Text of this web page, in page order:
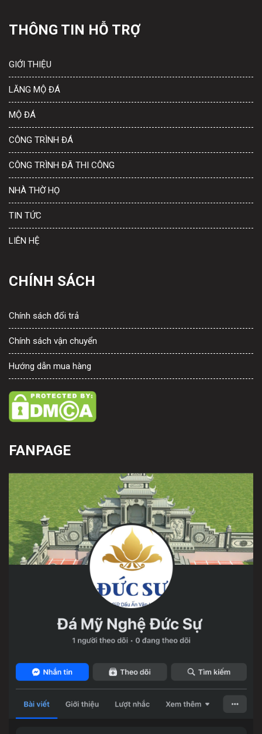
THÔNG TIN HỖ TRỢ
GIỚI THIỆU
LĂNG MỘ ĐÁ
MỘ ĐÁ
CÔNG TRÌNH ĐÁ
CÔNG TRÌNH ĐÃ THI CÔNG
NHÀ THỜ HỌ
TIN TỨC
LIÊN HỆ
CHÍNH SÁCH
Chính sách đổi trả
Chính sách vận chuyển
Hướng dẫn mua hàng
FANPAGE